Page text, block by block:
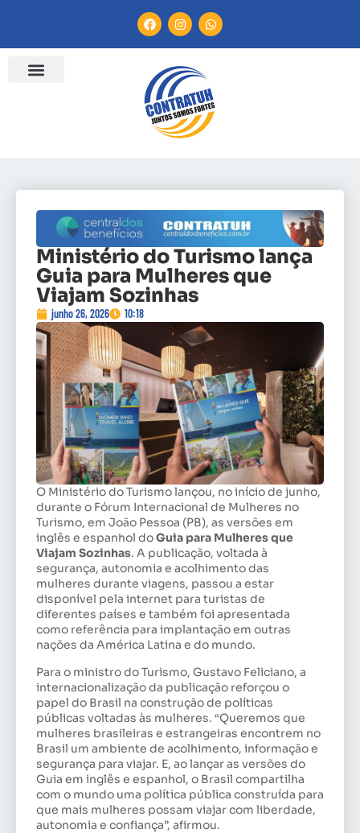
Ministério do Turismo lança
Guia para Mulheres que
Viajam Sozinhas
junho 26, 2026 10:18
O Ministério do Turismo lançou, no início de junho,
durante o Fórum Internacional de Mulheres no
Turismo, em João Pessoa (PB), as versões em
inglês e espanhol doGuia para Mulheres que
Viajam Sozinhas. A publicação, voltada à
segurança, autonomia e acolhimento das
mulheres durante viagens, passou a estar
disponível pela internet para turistas de
diferentes países e também foi apresentada
como referência para implantação em outras
nações da América Latina e do mundo.
Para o ministro do Turismo, Gustavo Feliciano, a
internacionalização da publicação reforçou o
papel do Brasil na construção de políticas
públicas voltadas às mulheres. “Queremos que
mulheres brasileiras e estrangeiras encontrem no
Brasil um ambiente de acolhimento, informação e
segurança para viajar. E, ao lançar as versões do
Guia em inglês e espanhol, o Brasil compartilha
com o mundo uma política pública construída para
que mais mulheres possam viajar com liberdade,
autonomia e confiança”, afirmou.